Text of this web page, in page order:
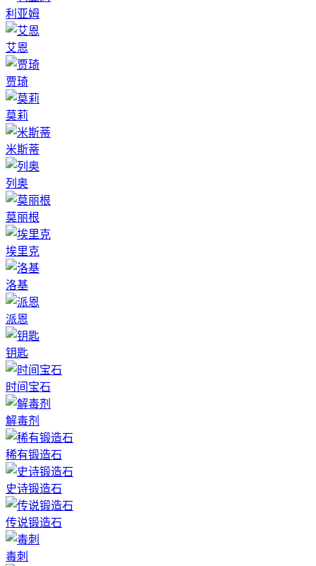
利亚姆
艾恩
贾琦
莫莉
米斯蒂
列奥
莫丽根
埃里克
洛基
派恩
钥匙
时间宝石
解毒剂
稀有锻造石
史诗锻造石
传说锻造石
毒刺